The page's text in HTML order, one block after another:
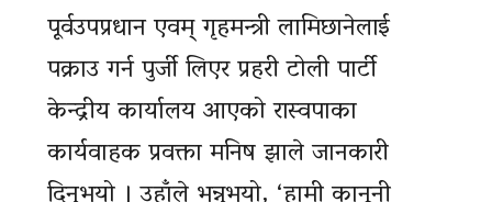
पूर्वउपप्रधान एवम् गृहमन्त्री लामिछानेलाई
पक्राउ गर्न पुर्जी लिएर प्रहरी टोली पार्टी
केन्द्रीय कार्यालय आएको रास्वपाका
कार्यवाहक प्रवक्ता मनिष झाले जानकारी